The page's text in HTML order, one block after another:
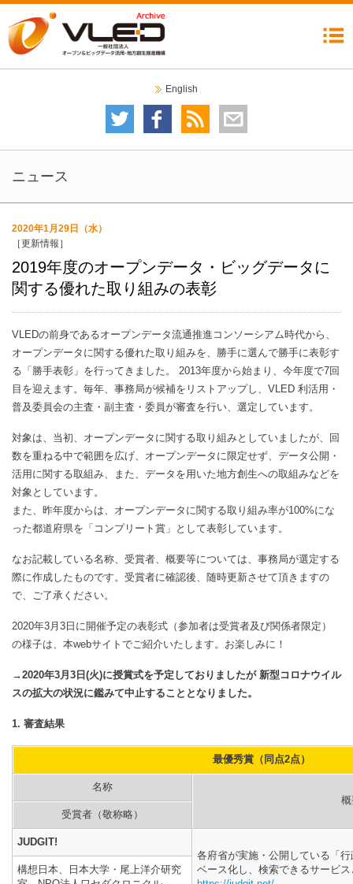
English
データガバナンス委員会
2020オープンデータシティ推進委員会
ニュース
2020年1月29日（水）
［更新情報］
2019年度のオープンデータ・ビッグデータに
関する優れた取り組みの表彰
VLEDの前身であるオープンデータ流通推進コンソーシアム時代から、
オープンデータに関する優れた取り組みを、勝手に選んで勝手に表彰す
る「勝手表彰」を行ってきました。 2013年度から始まり、今年度で7回
目を迎えます。毎年、事務局が候補をリストアップし、VLED 利活用・
普及委員会の主査・副主査・委員が審査を行い、選定しています。
対象は、当初、オープンデータに関する取り組みとしていましたが、回
数を重ねる中で範囲を広げ、オープンデータに限定せず、データ公開・
活用に関する取組み、また、データを用いた地方創生への取組みなどを
対象としています。
また、昨年度からは、オープンデータに関する取り組み率が100%にな
った都道府県を「コンプリート賞」として表彰しています。
なお記載している名称、受賞者、概要等については、事務局が選定する
際に作成したものです。受賞者に確認後、随時更新させて頂きますの
で、ご了承ください。
2020年3月3日に開催予定の表彰式（参加者は受賞者及び関係者限定）
の様子は、本webサイトでご紹介いたします。お楽しみに！
→2020年3月3日(火)に授賞式を予定しておりましたが 新型コロナウイル
スの拡大の状況に鑑みて中止することとなりました。
1. 審査結果
最優秀賞（同点2点）
名称
受賞者（敬称略）
JUDGIT!
各府省が実施・公開している「
ベース化し、検索できるサービ
構想日本、日本大学・尾上洋介研究